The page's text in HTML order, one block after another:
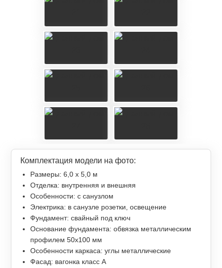
Комплектация модели на фото:
Размеры: 6,0 х 5,0 м
Отделка: внутренняя и внешняя
Особенности: с санузлом
Электрика: в санузле розетки, освещение
Фундамент: свайный под ключ
Основание фундамента: обвязка металлическим
профилем 50х100 мм
Особенности каркаса: углы металлические
Фасад: вагонка класс А